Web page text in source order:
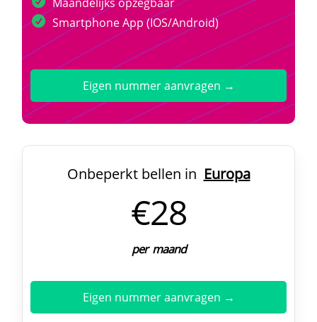
Smartphone App (IOS/Android)
Eigen nummer aanvragen →
Onbeperkt bellen in Europa
€28
per maand
Eigen nummer aanvragen →